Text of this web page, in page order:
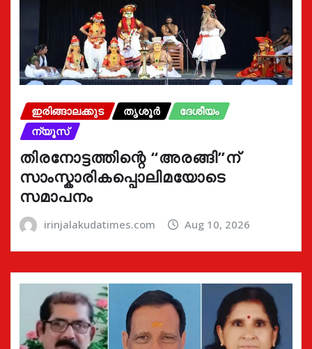
ഇരിങ്ങാലക്കുട തൃശൂർ
ദേശീയം
ന്യൂസ്
തിരനോട്ടത്തിന്റെ “അരങ്ങി”ന്
സാംസ്കാരികപ്പൊലിമയോടെ
സമാപനം
irinjalakudatimes.com Aug 10, 2026